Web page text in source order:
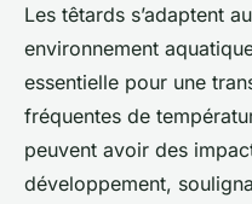
Les têtards s’adaptent
environnement
essentielle pour une
fréquentes de
peuvent avoir des
développement,